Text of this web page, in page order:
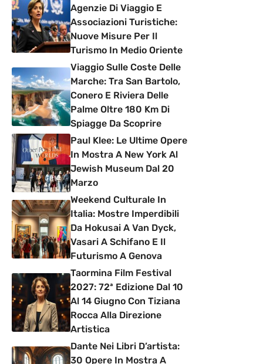
Agenzie Di Viaggio E
Associazioni Turistiche:
Nuove Misure Per Il
Turismo In Medio Oriente
Viaggio Sulle Coste Delle
Marche: Tra San Bartolo,
Conero E Riviera Delle
Palme Oltre 180 Km Di
Spiagge Da Scoprire
Paul Klee: Le Ultime Opere
In Mostra A New York Al
Jewish Museum Dal 20
Marzo
Weekend Culturale In
Italia: Mostre Imperdibili
Da Hokusai A Van Dyck,
Vasari A Schifano E Il
Futurismo A Genova
Taormina Film Festival
2027: 72ª Edizione Dal 10
Al 14 Giugno Con Tiziana
Rocca Alla Direzione
Artistica
Dante Nei Libri D’artista:
30 Opere In Mostra A